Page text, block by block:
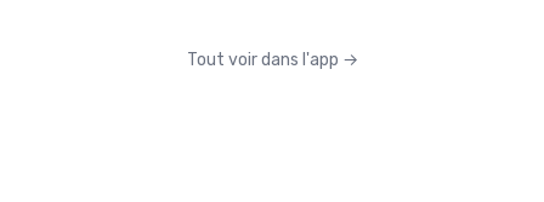
Tout voir dans l'app →